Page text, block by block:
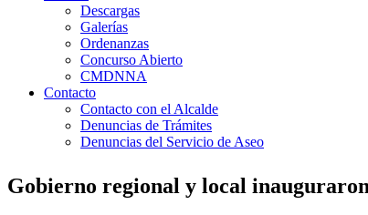
Descargas
Galerías
Ordenanzas
Concurso Abierto
CMDNNA
Contacto
Contacto con el Alcalde
Denuncias de Trámites
Denuncias del Servicio de Aseo
Gobierno regional y local